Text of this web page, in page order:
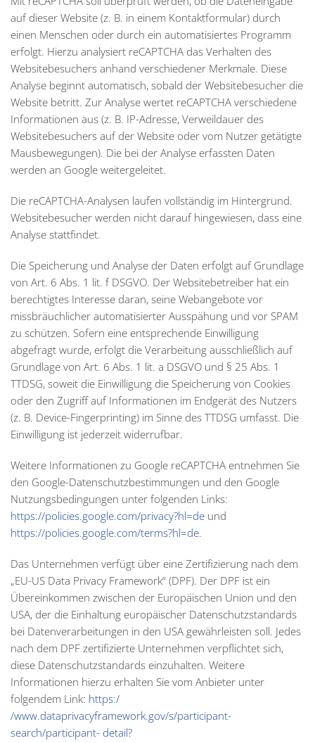
auf dieser Website (z. B. in einem Kontaktformular) durch
einen Menschen oder durch ein automatisiertes Programm
erfolgt. Hierzu analysiert reCAPTCHA das Verhalten des
Websitebesuchers anhand verschiedener Merkmale. Diese
Analyse beginnt automatisch, sobald der Websitebesucher die
Website betritt. Zur Analyse wertet reCAPTCHA verschiedene
Informationen aus (z. B. IP-Adresse, Verweildauer des
Websitebesuchers auf der Website oder vom Nutzer getätigte
Mausbewegungen). Die bei der Analyse erfassten Daten
werden an Google weitergeleitet.
Die reCAPTCHA-Analysen laufen vollständig im Hintergrund.
Websitebesucher werden nicht darauf hingewiesen, dass eine
Analyse stattfindet.
Die Speicherung und Analyse der Daten erfolgt auf Grundlage
von Art. 6 Abs. 1 lit. f DSGVO. Der Websitebetreiber hat ein
berechtigtes Interesse daran, seine Webangebote vor
missbräuchlicher automatisierter Ausspähung und vor SPAM
zu schützen. Sofern eine entsprechende Einwilligung
abgefragt wurde, erfolgt die Verarbeitung ausschließlich auf
Grundlage von Art. 6 Abs. 1 lit. a DSGVO und § 25 Abs. 1
TTDSG, soweit die Einwilligung die Speicherung von Cookies
oder den Zugriff auf Informationen im Endgerät des Nutzers
(z. B. Device-Fingerprinting) im Sinne des TTDSG umfasst. Die
Einwilligung ist jederzeit widerrufbar.
Weitere Informationen zu Google reCAPTCHA entnehmen Sie
den Google-Datenschutzbestimmungen und den Google
Nutzungsbedingungen unter folgenden Links:
https://policies.google.com/privacy?hl=de und
https://policies.google.com/terms?hl=de.
Das Unternehmen verfügt über eine Zertifizierung nach dem
„EU-US Data Privacy Framework“ (DPF). Der DPF ist ein
Übereinkommen zwischen der Europäischen Union und den
USA, der die Einhaltung europäischer Datenschutzstandards
bei Datenverarbeitungen in den USA gewährleisten soll. Jedes
nach dem DPF zertifizierte Unternehmen verpflichtet sich,
diese Datenschutzstandards einzuhalten. Weitere
Informationen hierzu erhalten Sie vom Anbieter unter
folgendem Link: https:/
/www.dataprivacyframework.gov/s/participant-
search/participant- detail?